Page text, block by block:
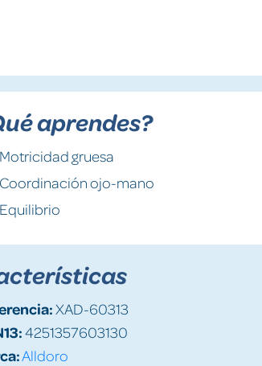
aprendes?
Motricidad gruesa
Coordinación ojo-mano
Equilibrio
XAD-60313
4251357603130
Alldoro